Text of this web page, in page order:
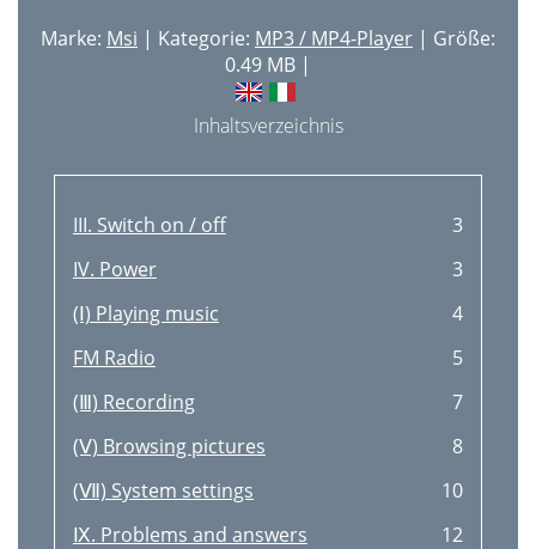
Marke: Msi | Kategorie: MP3 / MP4-Player | Größe:
0.49 MB |
Inhaltsverzeichnis
III. Switch on / off
3
IV. Power
3
(Ⅰ) Playing music
4
FM Radio
5
(Ⅲ) Recording
7
(Ⅴ) Browsing pictures
8
(Ⅶ) System settings
10
Ⅸ. Problems and answers
12